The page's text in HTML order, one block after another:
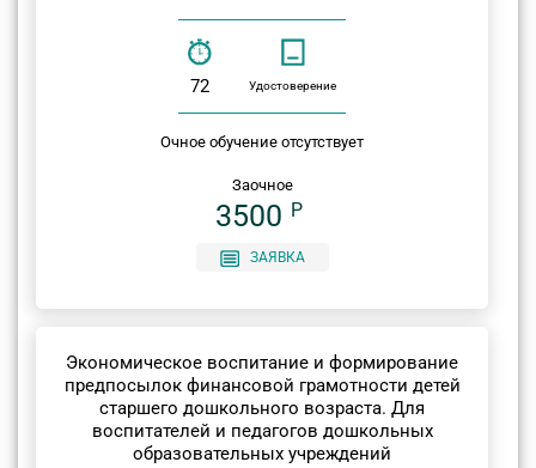
72 Удостоверение
Очное обучение отсутствует
Заочное
3500 P
ЗАЯВКА
Экономическое воспитание и формирование
предпосылок финансовой грамотности детей
старшего дошкольного возраста. Для
воспитателей и педагогов дошкольных
образовательных учреждений